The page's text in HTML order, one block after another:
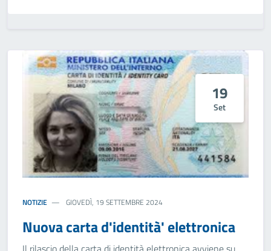
19
Set
NOTIZIE GIOVEDÌ, 19 SETTEMBRE 2024
Nuova carta d'identità' elettronica